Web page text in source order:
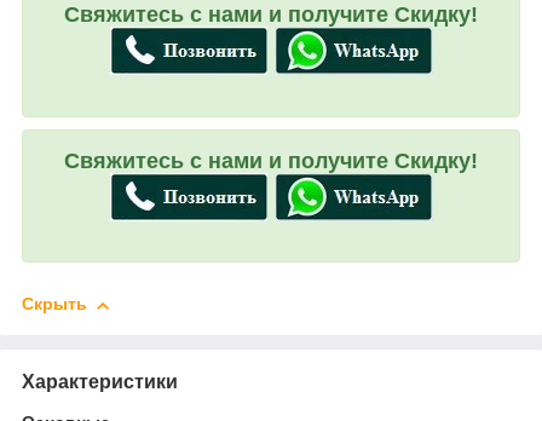
Свяжитесь с нами и получите Скидку!
Свяжитесь с нами и получите Скидку!
Скрыть
Характеристики